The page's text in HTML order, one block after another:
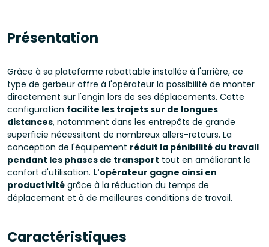
Présentation
Grâce à sa plateforme rabattable installée à l'arrière, ce
type de gerbeur offre à l'opérateur la possibilité de monter
directement sur l'engin lors de ses déplacements. Cette
configuration facilite les trajets sur de longues
distances, notamment dans les entrepôts de grande
superficie nécessitant de nombreux allers-retours. La
conception de l'équipement réduit la pénibilité du travail
pendant les phases de transport tout en améliorant le
confort d'utilisation. L'opérateur gagne ainsi en
productivité grâce à la réduction du temps de
déplacement et à de meilleures conditions de travail.
Caractéristiques